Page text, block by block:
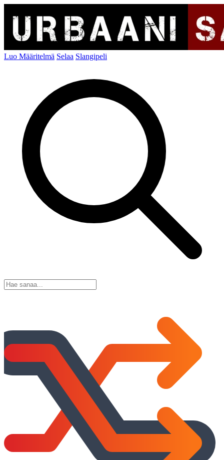
Luo Määritelmä Selaa Slangipeli